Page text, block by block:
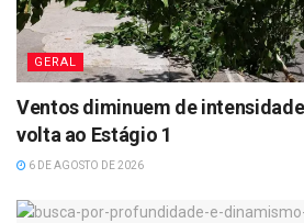
GERAL
Ventos diminuem de
volta ao Estágio 1
6 DE AGOSTO DE 2026